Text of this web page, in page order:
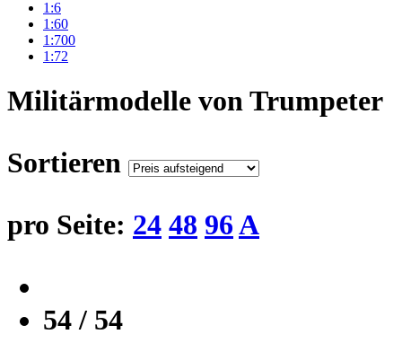
1:6
1:60
1:700
1:72
Militärmodelle von Trumpeter
Sortieren
pro Seite: 24 48 96A
54 / 54